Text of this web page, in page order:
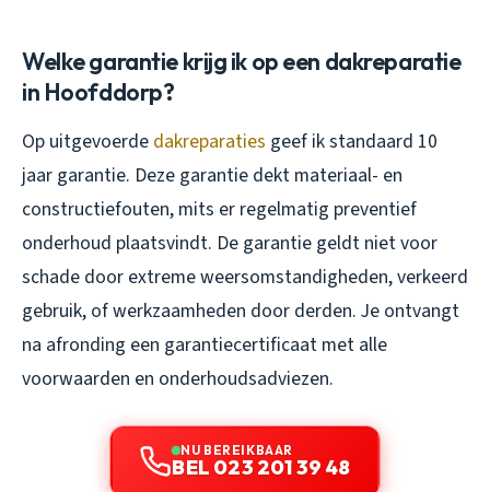
Welke garantie krijg ik op een dakreparatie
in Hoofddorp?
Op uitgevoerde dakreparaties geef ik standaard 10
jaar garantie. Deze garantie dekt materiaal- en
constructiefouten, mits er regelmatig preventief
onderhoud plaatsvindt. De garantie geldt niet voor
schade door extreme weersomstandigheden, verkeerd
gebruik, of werkzaamheden door derden. Je ontvangt
na afronding een garantiecertificaat met alle
voorwaarden en onderhoudsadviezen.
NU BEREIKBAAR
BEL 023 201 39 48